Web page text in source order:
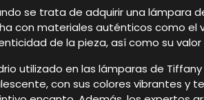
se trata de adquirir una lámpara
con materiales auténticos como el
de la pieza, así como su valor
utilizado en las lámparas de
con sus colores vibrantes y